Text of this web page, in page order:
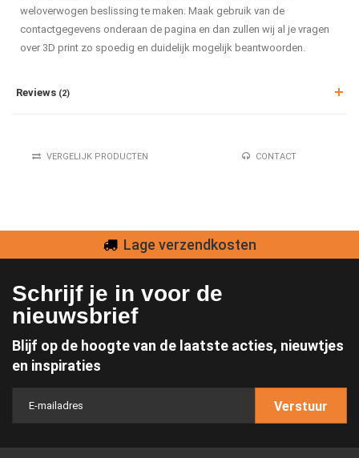
weloverwogen beslissing te maken. Maak gebruik van de
contactgegevens onderaan de pagina en dan zullen wij al je vragen
over 3D print zo spoedig en duidelijk mogelijk beantwoorden.
Reviews (2)
VERGELIJK PRODUCTEN CONTACT
Lage verzendkosten
Schrijf je in voor de
nieuwsbrief
Blijf op de hoogte van de laatste acties, nieuwtjes
en inspiraties
Verstuur